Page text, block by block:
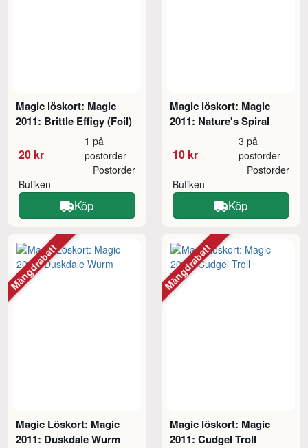
Magic löskort: Magic
2011: Brittle Effigy (Foil)
20 kr
1 på
postorder
Butiken
Postorder
Köp
Magic löskort: Magic
2011: Nature's Spiral
10 kr
3 på
postorder
Butiken
Postorder
Köp
Magic Löskort: Magic
2011: Duskdale Wurm
Mängdrabatt
Magic löskort: Magic
2011: Cudgel Troll
Mängdrabatt